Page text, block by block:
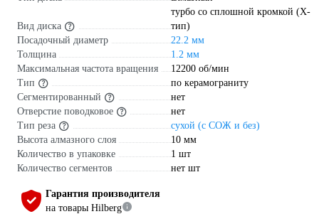
Вид диска
турбо со сплошной кромкой (X-
тип)
Посадочный диаметр
22.2 мм
Толщина
1.2 мм
Максимальная частота вращения
12200 об/мин
Тип
по керамограниту
Сегментированный
нет
Отверстие поводковое
нет
Тип реза
сухой (с СОЖ и без)
Высота алмазного слоя
10 мм
Количество в упаковке
1 шт
Количество сегментов
нет шт
Гарантия производителя
на товары Hilberg